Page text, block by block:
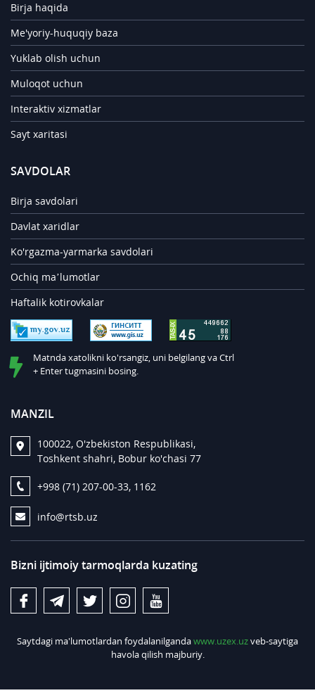
Birja haqida
Me'yoriy-huquqiy baza
Yuklab olish uchun
Muloqot uchun
Interaktiv xizmatlar
Sayt xaritasi
SAVDOLAR
Birja savdolari
Davlat xaridlar
Ko'rgazma-yarmarka savdolari
Ochiq ma’lumotlar
Haftalik kotirovkalar
Matnda xatolikni ko'rsangiz, uni belgilang va Ctrl
+ Enter tugmasini bosing.
MANZIL
100022, O'zbekiston Respublikasi,
Toshkent shahri, Bobur ko'chasi 77
+998 (71) 207-00-33, 1162
info@rtsb.uz
Bizni ijtimoiy tarmoqlarda kuzating
Saytdagi ma'lumotlardan foydalanilgandawww.uzex.uzveb-saytiga
havola qilish majburiy.